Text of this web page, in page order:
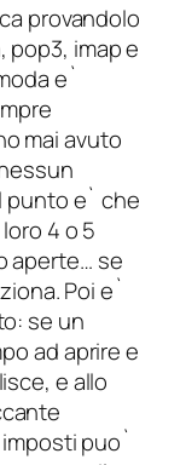
provandolo
pop3, imap e
e`
mai avuto
punto e` che
4 o 5
aperte… se
Poi e`
se un
ad aprire e
e allo
puo`